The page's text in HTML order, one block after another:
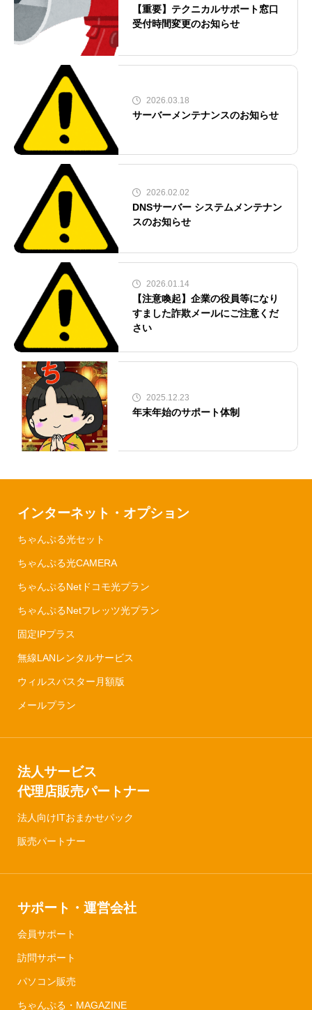
【重要】テクニカルサポート窓口
受付時間変更のお知らせ
2026.03.18
サーバーメンテナンスのお知らせ
2026.02.02
DNSサーバー システムメンテナン
スのお知らせ
2026.01.14
【注意喚起】企業の役員等になり
すました詐欺メールにご注意くだ
さい
2025.12.23
年末年始のサポート体制
インターネット・オプション
ちゃんぷる光セット
ちゃんぷる光CAMERA
ちゃんぷるNetドコモ光プラン
ちゃんぷるNetフレッツ光プラン
固定IPプラス
無線LANレンタルサービス
ウィルスバスター月額版
メールプラン
法人サービス
代理店販売パートナー
法人向けITおまかせパック
販売パートナー
サポート・運営会社
会員サポート
訪問サポート
パソコン販売
ちゃんぷる・MAGAZINE